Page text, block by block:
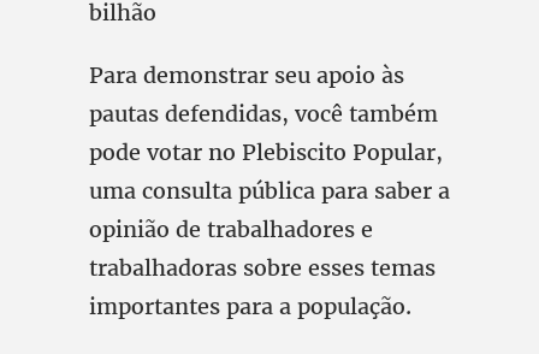
bilhão
Para demonstrar seu apoio às
pautas defendidas, você também
pode votar no Plebiscito Popular,
uma consulta pública para saber a
opinião de trabalhadores e
trabalhadoras sobre esses temas
importantes para a população.